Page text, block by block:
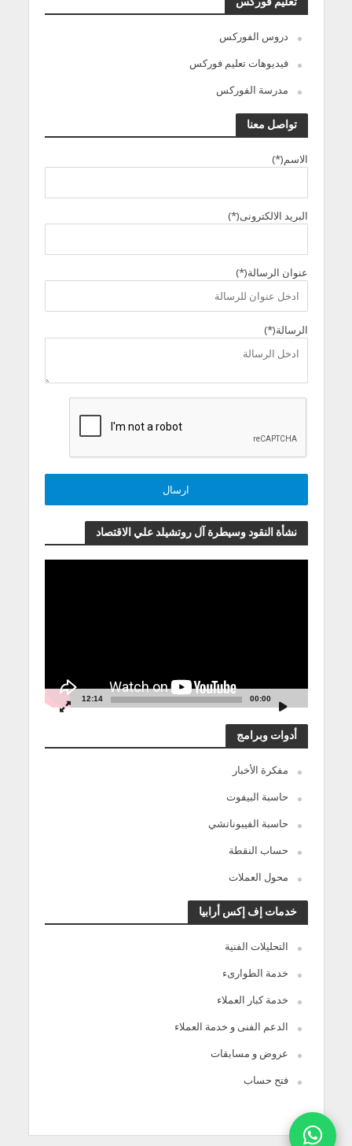
دروس الفوركس
فيديوهات تعليم فوركس
مدرسة الفوركس
تواصل معنا
الاسم(*)
البريد الالكترونى(*)
عنوان الرسالة(*)
الرسالة(*)
نشأة النقود وسيطرة آل روتشيلد علي الاقتصاد
00:00
12:14
أدوات وبرامج
مفكرة الأخبار
حاسبة البيفوت
حاسبة الفيبوناتشي
حساب النقطة
محول العملات
خدمات إف إكس أرابيا
التحليلات الفنية
خدمة الطوارىء
خدمة كبار العملاء
الدعم الفنى و خدمة العملاء
عروض و مسابقات
فتح حساب